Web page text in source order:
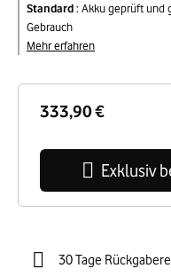
333,90 €
Exklusiv
Standard: Akku geprüft und
Gebrauch
Mehr erfahren
30 Tage